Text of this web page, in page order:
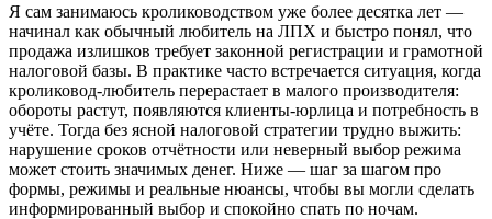
Я сам занимаюсь кролиководством уже более десятка лет —
начинал как обычный любитель на ЛПХ и быстро понял, что
продажа излишков требует законной регистрации и грамотной
налоговой базы. В практике часто встречается ситуация, когда
кроликовод-любитель перерастает в малого производителя:
обороты растут, появляются клиенты-юрлица и потребность в
учёте. Тогда без ясной налоговой стратегии трудно выжить:
нарушение сроков отчётности или неверный выбор режима
может стоить значимых денег. Ниже — шаг за шагом про
формы, режимы и реальные нюансы, чтобы вы могли сделать
информированный выбор и спокойно спать по ночам.